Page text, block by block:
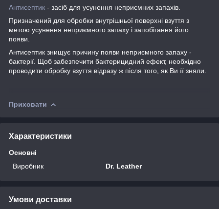
Антисептик - засіб для усунення неприємних запахів.
Призначений для обробки внутрішньої поверхні взуття з
метою усунення неприємного запаху і запобігання його
появи.
Антисептик знищує причину появи неприємного запаху -
бактерії. Щоб забезпечити бактерицидний ефект, необхідно
проводити обробку взуття відразу ж після того, як Ви її зняли.
Приховати
Характеристики
Основні
Виробник
Dr. Leather
Умови доставки